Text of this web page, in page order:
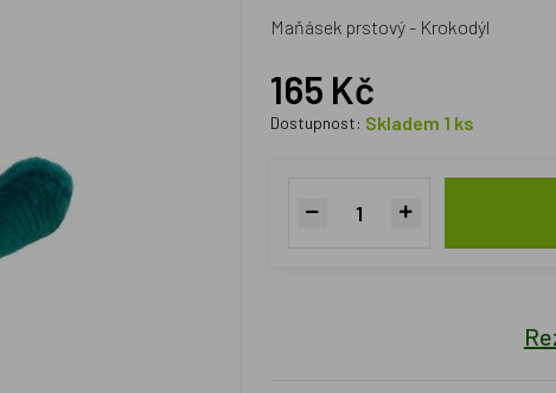
Maňásek prstový - Krokodýl
165 Kč
Dostupnost: Skladem 1 ks